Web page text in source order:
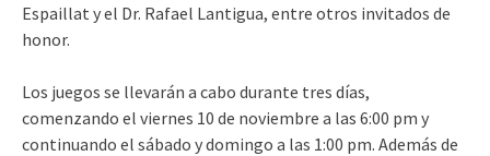
Espaillat y el Dr. Rafael Lantigua, entre otros invitados de
honor.
Los juegos se llevarán a cabo durante tres días,
comenzando el viernes 10 de noviembre a las 6:00 pm y
continuando el sábado y domingo a las 1:00 pm. Además de